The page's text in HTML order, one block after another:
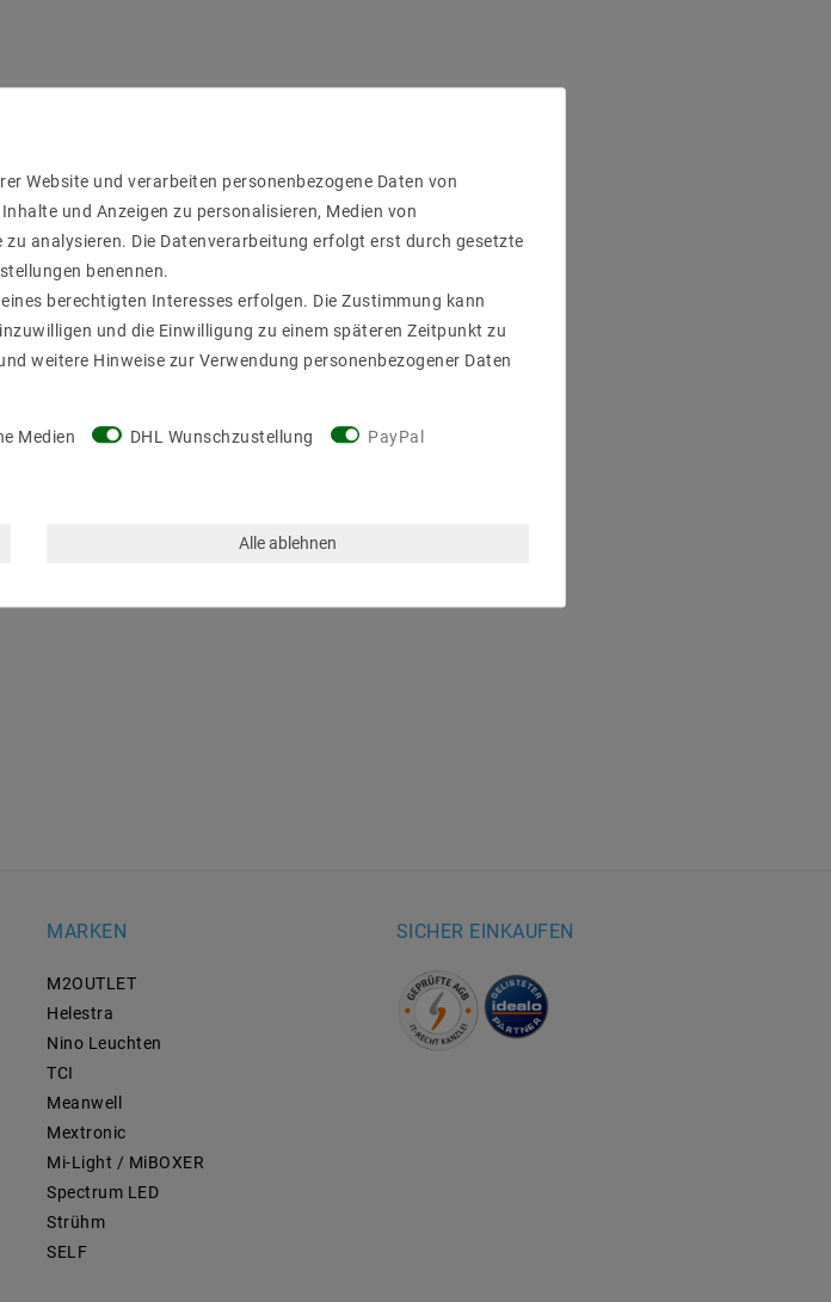
MARKEN
M2OUTLET
Helestra
Nino Leuchten
TCI
Meanwell
Mextronic
Mi-Light / MiBOXER
Spectrum LED
Strühm
SELF
SICHER EINKAUFEN
Website und verarbeiten personenbezogene Daten von
und Anzeigen zu personalisieren, Medien von
analysieren. Die Datenverarbeitung erfolgt erst durch gesetzte
benennen.
berechtigten Interesses erfolgen. Die Zustimmung kann
und die Einwilligung zu einem späteren Zeitpunkt zu
weitere Hinweise zur Verwendung personenbezogener Daten
Medien DHL Wunschzustellung PayPal
Alle ablehnen